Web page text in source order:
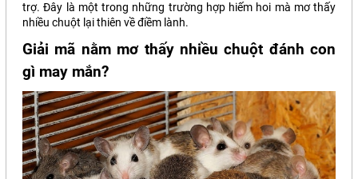
trợ. Đây là một trong những trường hợp hiếm hoi mà mơ thấy
nhiều chuột lại thiên về điềm lành.
Giải mã nằm mơ thấy nhiều chuột đánh con
gì may mắn?